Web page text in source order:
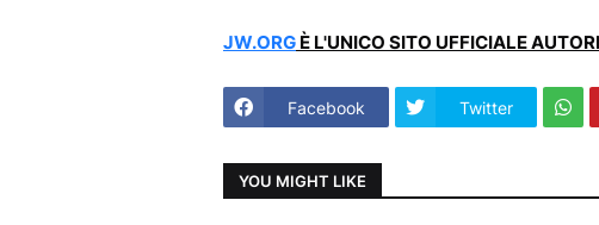
JW.ORG È L'UNICO SITO UFFICIALE
Facebook Twitter
YOU MIGHT LIKE